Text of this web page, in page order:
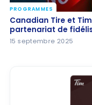
Canadian Tire et
partenariat de
PROGRAMMES
Canadian Tire et
partenariat de
15 septembre 2025